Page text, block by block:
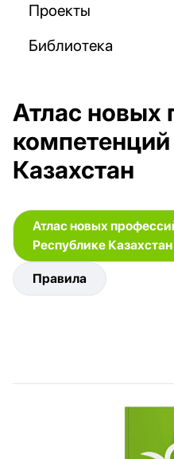
Проекты
Библиотека
Атлас новых
Казахстан
Атлас новых
Республике Казахстан
Правила